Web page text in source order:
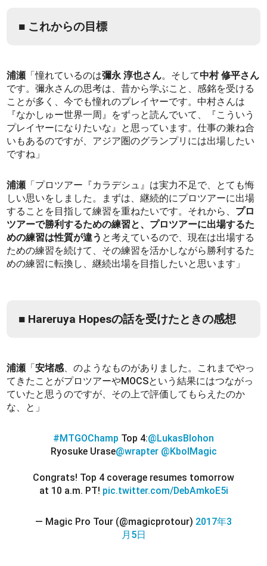
■ これからの目標
浦瀬 「憧れているのは彌永 淳也さん。そして中村 修平さん
です。彌永さんの思考は、昔から学ぶこと、感銘を受ける
ことが多く、今でも憧れのプレイヤーです。中村さんは
『なかしゅー世界一周』をずっと読んでいて、『こういう
プレイヤーになりたいな』と思っています。仕事の兼ね合
いもあるのですが、アジア圏のグランプリには出場したい
ですね」
浦瀬 「プロツアー『カラデシュ』は実力不足で、とても悔
しい思いをしました。まずは、継続的にプロツアーに出場
することを目指して練習を重ねたいです。それから、 プロ
ツアーで勝利するための練習と、プロツアーに出場するた
めの練習は性質が違う と考えているので、現在は出場する
ための練習を続けて、その練習を活かしながら勝利するた
めの練習に転換し、継続出場を目指したいと思います」
■ Hareruya Hopesの話を受けたときの感想
浦瀬 「安堵感、のようなものがありました。これまでやっ
てきたことがプロツアーやMOCSという結果にはつながっ
ていたと思うのですが、その上で評価してもらえたのか
な、と」
#MTGOChamp Top 4:@LukasBlohon
Ryosuke Urase@wrapter @KbolMagic
Congrats! Top 4 coverage resumes tomorrow
at 10 a.m. PT! pic.twitter.com/DebAmkoE5i
— Magic Pro Tour (@magicprotour) 2017年3
月5日